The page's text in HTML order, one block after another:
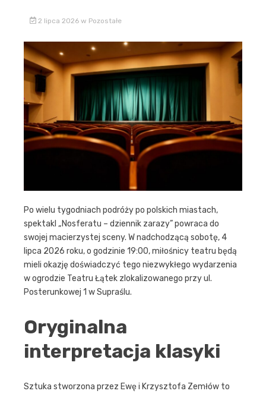
2 lipca 2026 w Pozostałe
Po wielu tygodniach podróży po polskich miastach,
spektakl „Nosferatu – dziennik zarazy” powraca do
swojej macierzystej sceny. W nadchodzącą sobotę, 4
lipca 2026 roku, o godzinie 19:00, miłośnicy teatru będą
mieli okazję doświadczyć tego niezwykłego wydarzenia
w ogrodzie Teatru Łątek zlokalizowanego przy ul.
Posterunkowej 1 w Supraślu.
Oryginalna
interpretacja klasyki
Sztuka stworzona przez Ewę i Krzysztofa Zemłów to